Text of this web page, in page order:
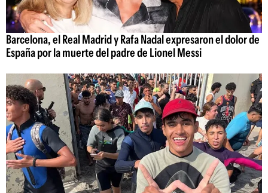
Barcelona, el Real Madrid y Rafa Nadal expresaron el dolor de
España por la muerte del padre de Lionel Messi